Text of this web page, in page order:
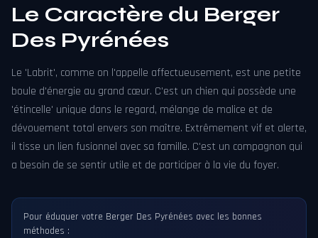
Le Caractère du Berger
Des Pyrénées
Le 'Labrit', comme on l'appelle affectueusement, est une petite
boule d'énergie au grand cœur. C'est un chien qui possède une
'étincelle' unique dans le regard, mélange de malice et de
dévouement total envers son maître. Extrêmement vif et alerte,
il tisse un lien fusionnel avec sa famille. C'est un compagnon qui
a besoin de se sentir utile et de participer à la vie du foyer.
Pour éduquer votre Berger Des Pyrénées avec les bonnes
méthodes :